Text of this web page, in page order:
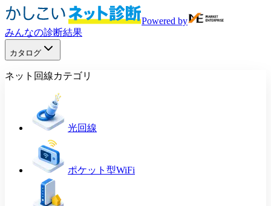
Powered by
みんなの診断結果
カタログ
ネット回線カテゴリ
光回線
ポケット型WiFi